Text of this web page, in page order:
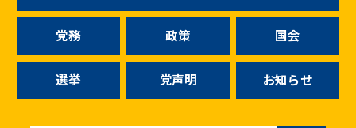
候補者公募
こくみん政治塾
党務 政策 国会
選挙 党声明 お知らせ